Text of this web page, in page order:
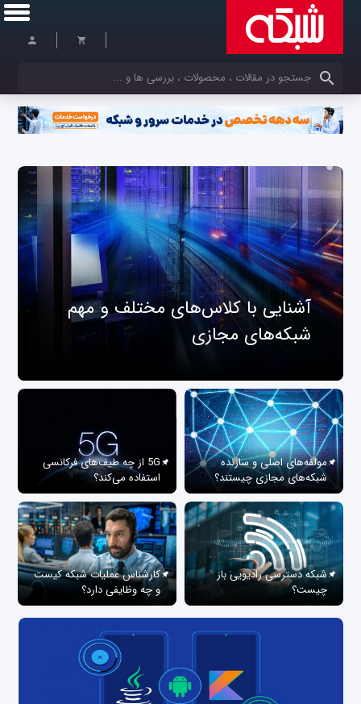
کلمات کلیدی خود را وارد کنید
آشنایی با کلاس‌های مختلف و مهم
شبکه‌های مجازی
مولفه‌های اصلی و سازنده
شبکه‌های مجازی چیستند؟
5G از چه طیف‌های فرکانسی
استفاده می‌کند؟
شبکه دسترسی رادیویی باز
چیست؟
کارشناس عملیات شبکه کیست
و چه وظایفی دارد؟